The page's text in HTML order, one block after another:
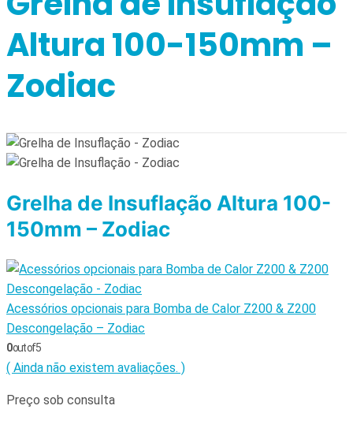
Altura 100-150mm –
Zodiac
Grelha de Insuflação Altura 100-
150mm – Zodiac
Acessórios opcionais para Bomba de Calor Z200 & Z200
Descongelação – Zodiac
0out of 5
( Ainda não existem avaliações. )
Preço sob consulta